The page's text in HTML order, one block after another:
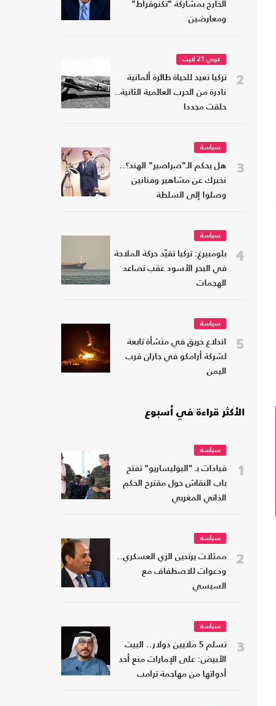
الخارج بمشاركة "تكنوقراط"
ومعارضين
2
عربي 21 لايت
تركيا تعيد للحياة طائرة ألمانية
نادرة من الحرب العالمية الثانية..
حلقت مجددا
3
سياسة
هل يحكم الـ"صراصير" الهند؟..
نخبرك عن مشاهير وفنانين
وصلوا إلى السلطة
4
سياسة
بلومبيرغ: تركيا تقيّد حركة الملاحة
في البحر الأسود عقب تصاعد
الهجمات
5
سياسة
اندلاع حريق في منشأة تابعة
لشركة أرامكو في جازان قرب
اليمن
الأكثر قراءة في أسبوع
1
سياسة
قيادات بـ "البوليساريو" تفتح
باب النقاش حول مقترح الحكم
الذاتي المغربي
2
سياسة
ممثلات يرتدين الزي العسكري..
ودعوات للاصطفاف مع
السيسي
3
سياسة
تسلم 5 ملايين دولار.. البيت
الأبيض: على الإمارات منع أحد
أدواتها من مهاجمة ترامب